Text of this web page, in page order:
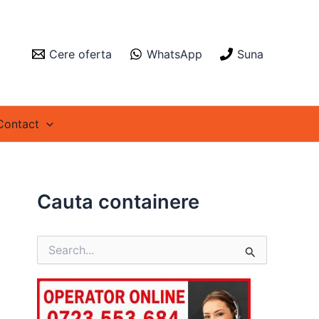
Cere oferta WhatsApp Suna
Cauta containere
r
h